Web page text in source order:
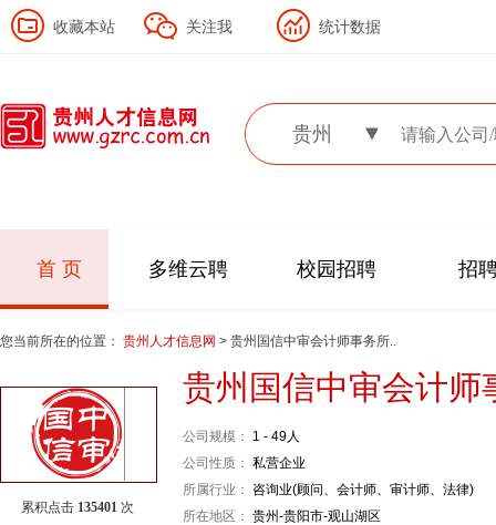
收藏本站 关注我 统计数据
贵州
首 页 多维云聘 校园招聘 招
您当前所在的位置： 贵州人才信息网 > 贵州国信中审会计师事务所..
累积点击 135401 次
贵州国信中审会计师
公司规模：
1 - 49人
公司性质： 私营企业
所属行业：
咨询业(顾问、会计师、审计师、法律)
所在地区： 贵州-贵阳市-观山湖区